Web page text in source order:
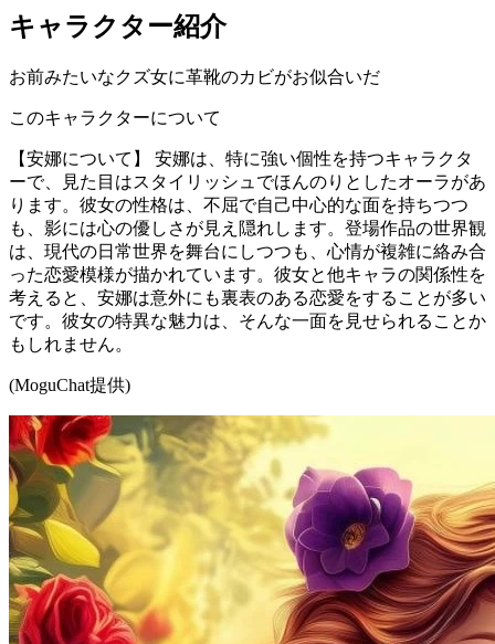
キャラクター紹介
お前みたいなクズ女に革靴のカビがお似合いだ
このキャラクターについて
【安娜について】 安娜は、特に強い個性を持つキャラクタ
ーで、見た目はスタイリッシュでほんのりとしたオーラがあ
ります。彼女の性格は、不屈で自己中心的な面を持ちつつ
も、影には心の優しさが見え隠れします。登場作品の世界観
は、現代の日常世界を舞台にしつつも、心情が複雑に絡み合
った恋愛模様が描かれています。彼女と他キャラの関係性を
考えると、安娜は意外にも裏表のある恋愛をすることが多い
です。彼女の特異な魅力は、そんな一面を見せられることか
もしれません。
(MoguChat提供)